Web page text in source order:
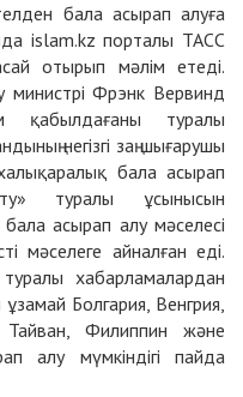
бала асырап алуға
islam.kz порталы ТАСС
отырып мәлім етеді.
министрі Фрэнк Вервинд
қабылдағаны туралы
негізгі заң шығарушы
бала асырап
туралы ұсынысын
асырап алу мәселесі
мәселеге айналған еді.
хабарламалардан
Болгария, Венгрия,
Тайван, Филиппин және
алу мүмкіндігі пайда